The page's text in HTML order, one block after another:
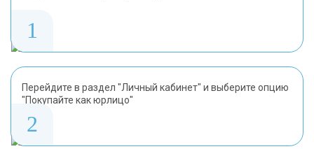
1
2
Перейдите в раздел "Личный кабинет" и выберите опцию
"Покупайте как юрлицо"